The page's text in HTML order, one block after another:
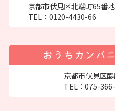
京都市伏見区北端町65番
TEL： 0120-4430-66
京都市伏見区
TEL： 075-